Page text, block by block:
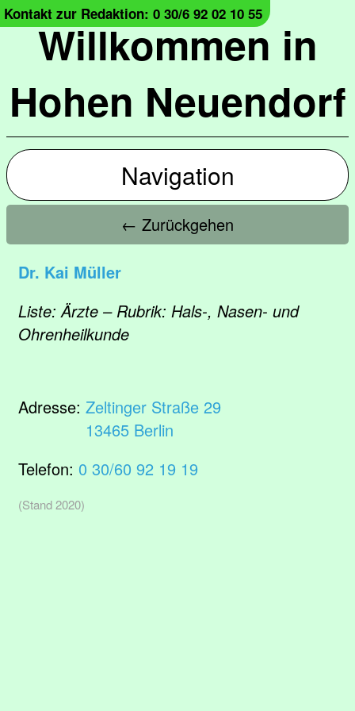
Willkommen in
Hohen Neuendorf
Kontakt zur Redaktion: 0 30/6 92 02 10 55
Navigation
← Zurückgehen
Dr. Kai Müller
Liste: Ärzte – Rubrik: Hals-, Nasen- und
Ohrenheilkunde
Adresse: Zeltinger Straße 29
13465 Berlin
Telefon: 0 30/60 92 19 19
(Stand 2020)